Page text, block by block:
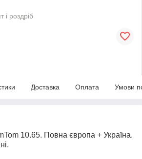
і роздріб
Доставка Оплата Умови
10.65. Повна європа + Україна.